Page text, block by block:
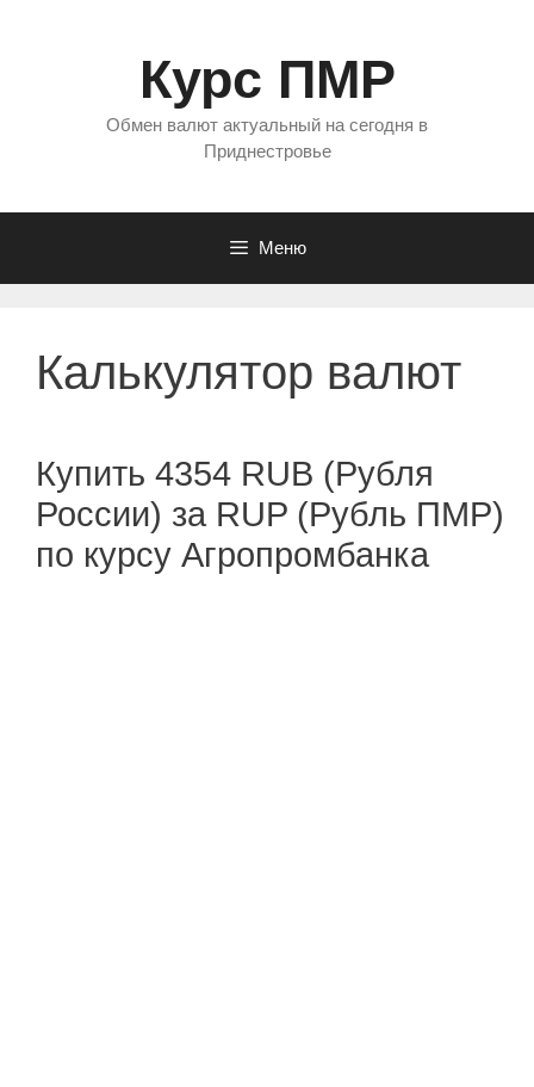
Курс ПМР
Обмен валют актуальный на сегодня в
Приднестровье
Меню
Калькулятор валют
Купить 4354 RUB (Рубля
России) за RUP (Рубль ПМР)
по курсу Агропромбанка